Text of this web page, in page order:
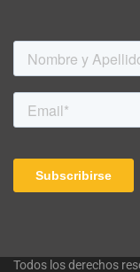
Todos los derechos